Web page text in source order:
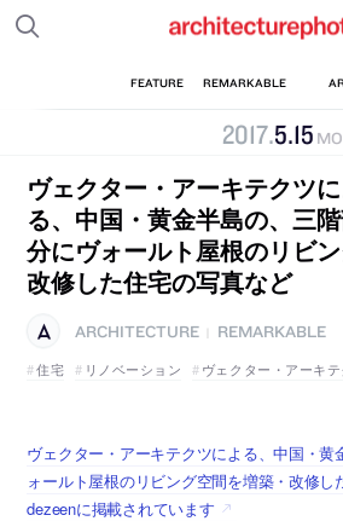
2017.5.15
ヴェクター・アーキテクツ
る、中国・黄金半島の、三
分にヴォールト屋根のリビ
改修した住宅の写真など
ARCHITECTURE
REMARKABLE
住宅
リノベーション ヴェクター・アーキ
ヴェクター・アーキテクツによる、中国・黄
ォールト屋根のリビング空間を増築・改修し
dezeenに掲載されています